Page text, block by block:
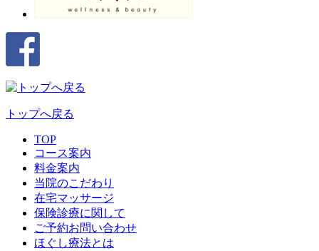
トップへ戻る
TOP
コース案内
料金案内
当院のこだわり
在宅マッサージ
保険診療に関して
ご予約お問い合わせ
ほぐし療法とは